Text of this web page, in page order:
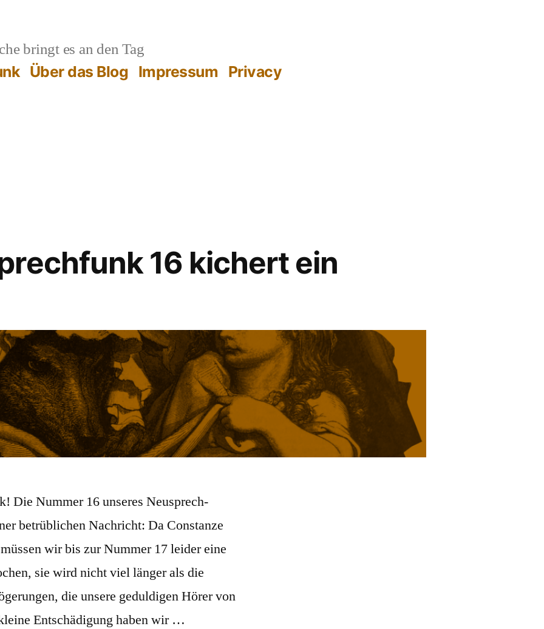
bringt es an den Tag
Über das Blog Impressum Privacy
16 kichert ein
Die Nummer 16 unseres Neusprech-
betrüblichen Nachricht: Da Constanze
wir bis zur Nummer 17 leider eine
sie wird nicht viel länger als die
die unsere geduldigen Hörer von
Entschädigung haben wir …